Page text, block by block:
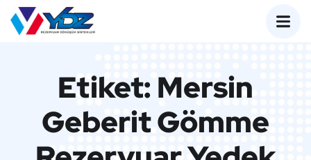
Etiket:Mersin
Geberit Gömme